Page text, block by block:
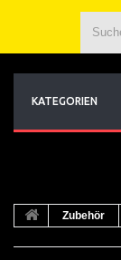
KATEGORIEN
Zubehör